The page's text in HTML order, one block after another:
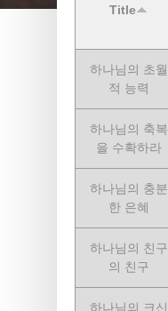
Title
하나님의 초월
적 능력
하나님의 축복
을 수확하라
하나님의 충분
한 은혜
하나님의 친구
의 친구
하나님의 크신